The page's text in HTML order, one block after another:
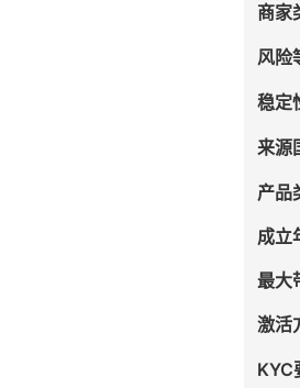
商家
风险
稳定
来源
产品
成立
最大
激活
KYC